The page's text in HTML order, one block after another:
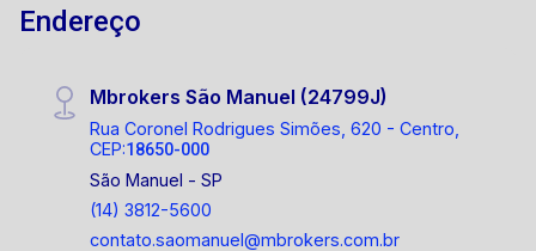
Endereço
Mbrokers São Manuel (24799J)
Rua Coronel Rodrigues Simões, 620 - Centro,
CEP:18650-000
São Manuel - SP
(14) 3812-5600
contato.saomanuel@mbrokers.com.br